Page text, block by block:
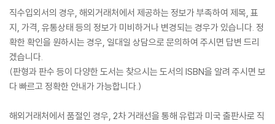
직수입외서의 경우, 해외거래처에서 제공하는 정보가 부족하여 제목, 표
지, 가격, 유통상태 등의 정보가 미비하거나 변경되는 경우가 있습니다. 정
확한 확인을 원하시는 경우, 일대일 상담으로 문의하여 주시면 답변 드리
겠습니다.
(판형과 판수 등이 다양한 도서는 찾으시는 도서의 ISBN을 알려 주시면 보
다 빠르고 정확한 안내가 가능합니다.)
해외거래처에서 품절인 경우, 2차 거래선을 통해 유럽과 미국 출판사로 직